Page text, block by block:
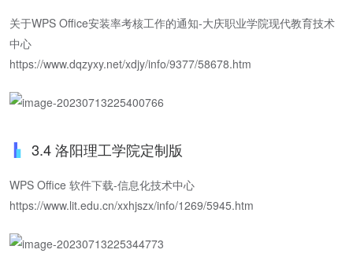
关于WPS Office安装率考核工作的通知-大庆职业学院现代教育技术
中心
https://www.dqzyxy.net/xdjy/info/9377/58678.htm
3.4 洛阳理工学院定制版
WPS Office 软件下载-信息化技术中心
https://www.lit.edu.cn/xxhjszx/info/1269/5945.htm